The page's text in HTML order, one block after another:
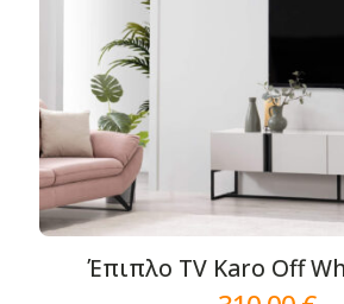
Έπιπλο TV Karo Off